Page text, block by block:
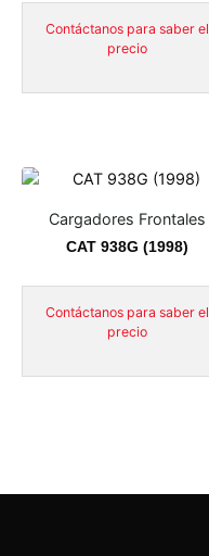
Contáctanos para saber el
precio
Cargadores Frontales
CAT 938G (1998)
Contáctanos para saber el
precio